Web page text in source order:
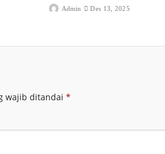
Admin Des 13, 2025
wajib ditandai *